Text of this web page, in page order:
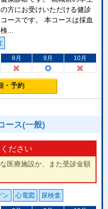
の方にお受けいただける健診
コースです。 本コースは採血
検...
8月 9月 10月
・予約
ース(一般)
ださい
医療施設か、また受診金額
ン 心電図 尿検査